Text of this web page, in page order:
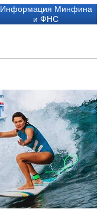
Информация Минфина
и ФНС